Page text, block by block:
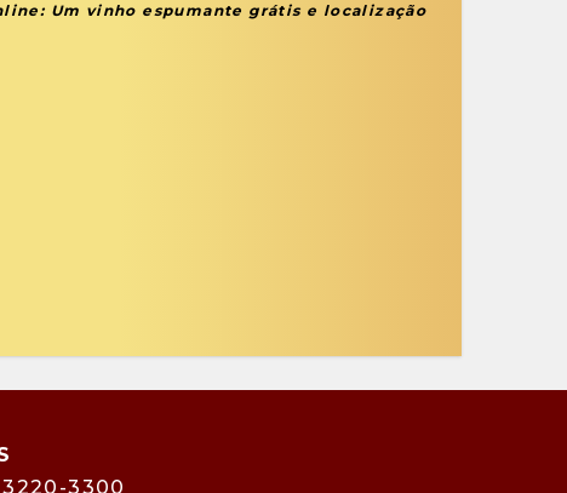
Um vinho espumante grátis e localização
3220-3300